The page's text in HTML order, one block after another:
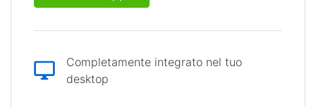
Completamente integrato nel tuo
desktop